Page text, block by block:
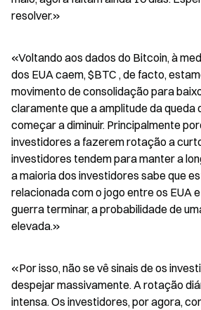
resolver.»
«Voltando aos dados do Bitcoin, à
dos EUA caem, $BTC , de facto,
movimento de consolidação para
claramente que a amplitude da queda
começar a diminuir. Principalmente
investidores a fazerem rotação a
investidores tendem para manter a
a maioria dos investidores sabe que
relacionada com o jogo entre os EUA
guerra terminar, a probabilidade de
elevada.»
«Por isso, não se vê sinais de os
despejar massivamente. A rotação
intensa. Os investidores, por agora,